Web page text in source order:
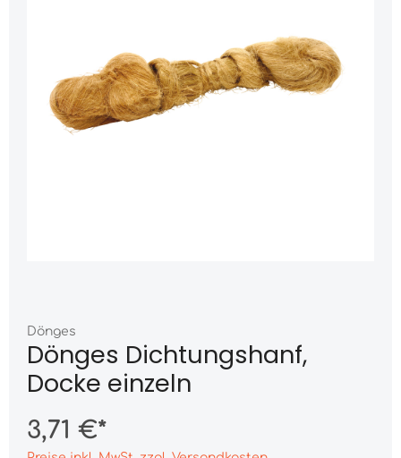
Dönges
Dönges Dichtungshanf,
Docke einzeln
3,71 €*